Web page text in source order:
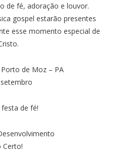
de fé, adoração e louvor.
gospel estarão presentes
esse momento especial de
de Moz – PA
de fé!
Certo!